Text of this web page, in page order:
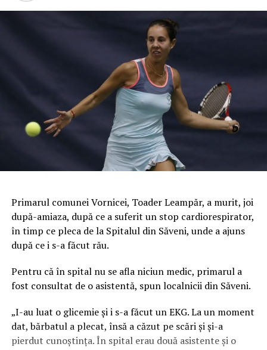
Primarul comunei Vornicei, Toader Leampăr, a murit, joi
după-amiaza, după ce a suferit un stop cardiorespirator,
în timp ce pleca de la Spitalul din Săveni, unde a ajuns
după ce i s-a făcut rău.
Pentru că în spital nu se afla niciun medic, primarul a
fost consultat de o asistentă, spun localnicii din Săveni.
„I-au luat o glicemie şi i s-a făcut un EKG. La un moment
dat, bărbatul a plecat, însă a căzut pe scări şi şi-a
pierdut cunoştinţa. În spital erau două asistente şi o